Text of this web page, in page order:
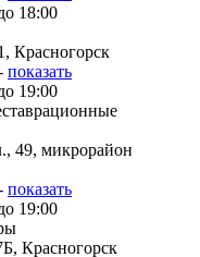
18:00
Красногорск
показать
19:00
49, микрорайон
показать
19:00
Красногорск